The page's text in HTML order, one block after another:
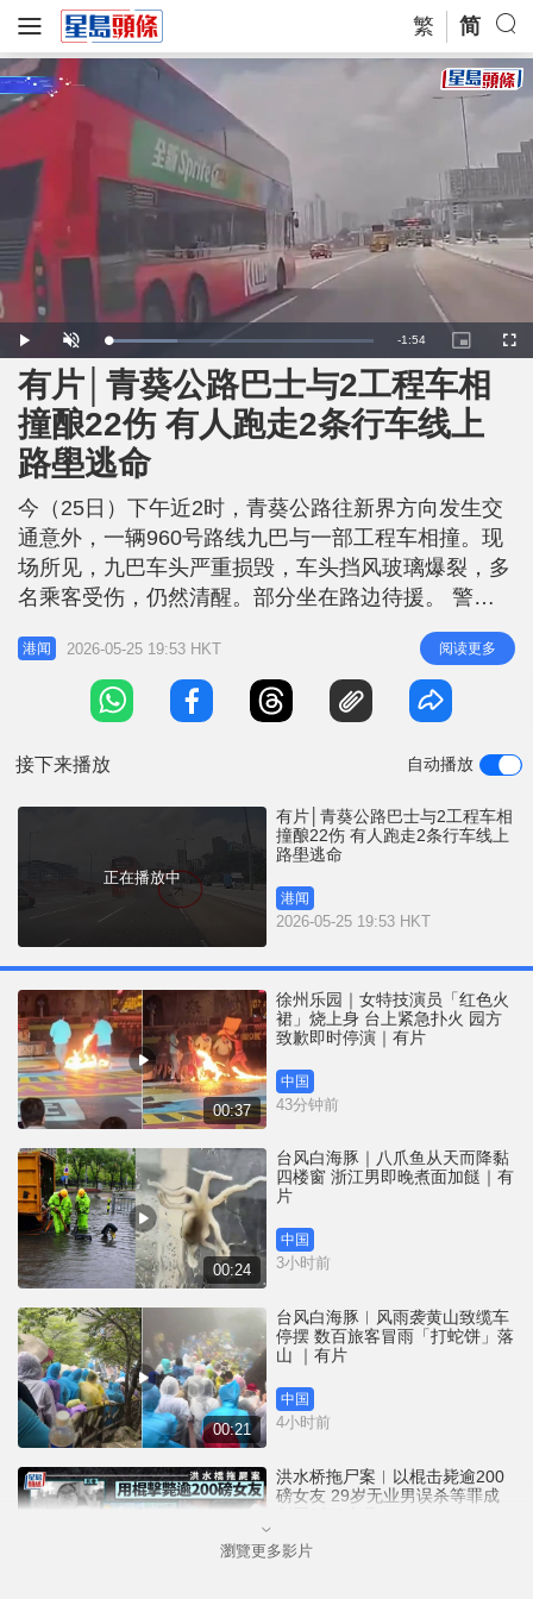
繁 简
P
l
a
y
U
n
m
u
e
L
o
a
d
e
d
:
2
6
.
1
2
R
e
m
n
n
-1:54
P
i
c
t
u
i
c
t
e
F
u
有片│青葵公路巴士与2工程车相
撞酿22伤 有人跑走2条行车线上
路壆逃命
今（25日）下午近2时，青葵公路往新界方向发生交
通意外，一辆960号路线九巴与一部工程车相撞。现
场所见，九巴车头严重损毁，车头挡风玻璃爆裂，多
名乘客受伤，仍然清醒。部分坐在路边待援。 警方
经调查后，指涉事九巴沿青葵公路往新界方向行驶，
驶至上址时，撞向停泊在上址的一辆工程车，工程车
其后再撞向前方工程车。救援人员接报到场，发现39
岁姓叶巴士司机被困车内，消防将他救出，车上另有
港闻 2026-05-25 19:53 HKT 阅读更多
接下来播放 自动播放
正在播放中
有片│青葵公路巴士与2工程车相
撞酿22伤 有人跑走2条行车线上
路壆逃命
港闻
2026-05-25 19:53 HKT
00:37
徐州乐园｜女特技演员「红色火
裙」烧上身 台上紧急扑火 园方
致歉即时停演｜有片
中国
43分钟前
00:24
台风白海豚｜八爪鱼从天而降黏
四楼窗 浙江男即晚煮面加餸｜有
片
中国
3小时前
00:21
台风白海豚︱风雨袭黄山致缆车
停摆 数百旅客冒雨「打蛇饼」落
山 ｜有片
中国
4小时前
洪水桥拖尸案︱以棍击毙逾200
磅女友 29岁无业男误杀等罪成
港闻
瀏覽更多影片